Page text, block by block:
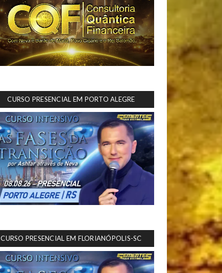
CURSO PRESENCIAL EM PORTO ALEGRE
CURSO PRESENCIAL EM FLORIANÓPOLIS-SC